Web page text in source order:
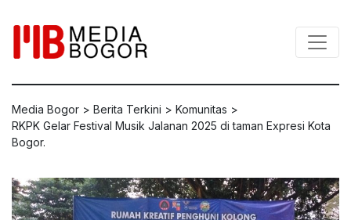
Media Bogor > Berita Terkini > Komunitas >
RKPK Gelar Festival Musik Jalanan 2025 di taman Expresi Kota
Bogor.